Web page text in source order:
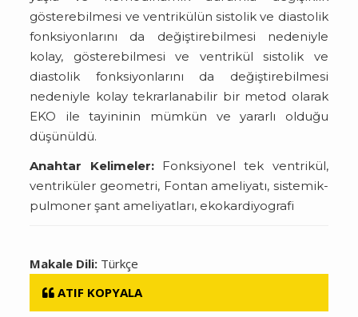
gösterebilmesi ve ventrikülün sistolik ve diastolik
fonksiyonlarını da değiştirebilmesi nedeniyle
kolay, gösterebilmesi ve ventrikül sistolik ve
diastolik fonksiyonlarını da değiştirebilmesi
nedeniyle kolay tekrarlanabilir bir metod olarak
EKO ile tayininin mümkün ve yararlı olduğu
düşünüldü.
Anahtar Kelimeler:Fonksiyonel tek ventrikül,
ventriküler geometri, Fontan ameliyatı, sistemik-
pulmoner şant ameliyatları, ekokardiyografi
Makale Dili: Türkçe
ATIF KOPYALA